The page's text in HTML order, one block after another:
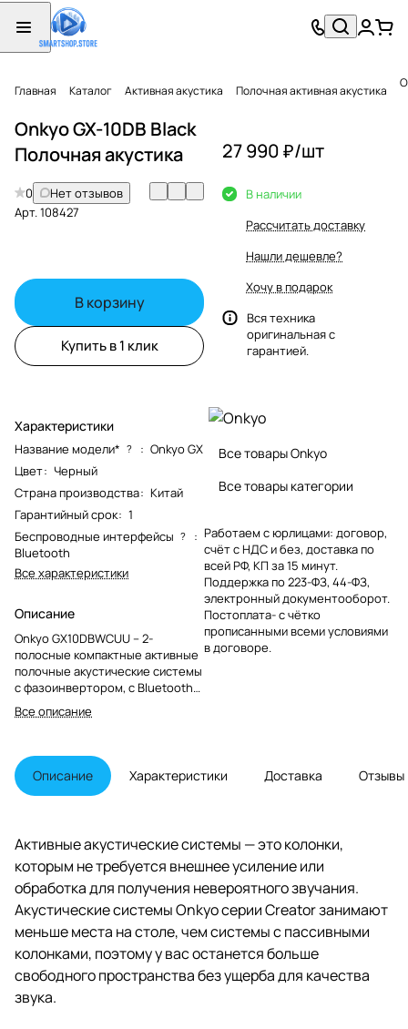
Главная Каталог Активная акустика Полочная активная акустика
Onkyo GX-10DB Black
Полочная акустика
0
Нет отзывов
Арт.108427
В корзину
Купить в 1 клик
Характеристики
Название модели* ? : Onkyo GX
Цвет: Черный
Страна производства: Китай
Гарантийный срок: 1
Беспроводные интерфейсы ?
:
Bluetooth
Все характеристики
Описание
Onkyo GX10DBWCUU – 2-
полосные компактные активные
полочные акустические системы
с фазоинвертором, с Bluetooth
5.3 и входами для проводной
коммутации, пультом ДУ и
основаниями для наилучшего
воспроизведения. Колонки
относятся к серии Creator,
контента, удаленно работающих
профессионалов и заядлых
геймеров.
Все описание
27 990 ₽/шт
В наличии
Рассчитать доставку
Нашли дешевле?
Хочу в подарок
Вся техника
оригинальная с
гарантией.
Все товары Onkyo
Все товары категории
Работаем с юрлицами: договор,
счёт с НДС и без, доставка по
всей РФ, КП за 15 минут.
Поддержка по 223-ФЗ, 44-ФЗ,
электронный документооборот.
Постоплата- с чётко
прописанными всеми условиями
в договоре.
Описание Характеристики Доставка Отзывы
Активные акустические системы — это колонки,
которым не требуется внешнее усиление или
обработка для получения невероятного звучания.
Акустические системы Onkyo серии Creator занимают
меньше места на столе, чем системы с пассивными
колонками, поэтому у вас останется больше
свободного пространства без ущерба для качества
звука.